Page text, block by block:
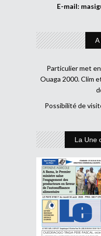
E-mail:
A
Particulier met
Ouaga 2000. Clim
Possibilité de
La Une